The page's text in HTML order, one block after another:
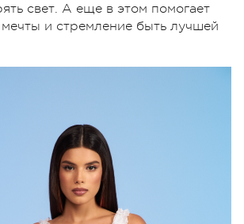
свет. А еще в этом помогает
и стремление быть лучшей